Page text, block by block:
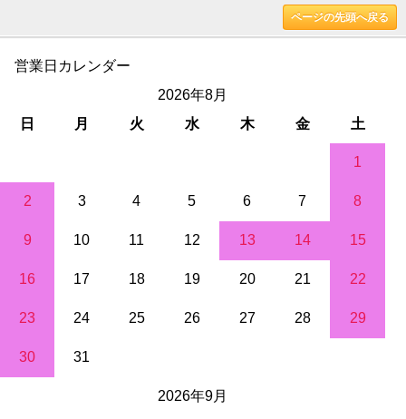
ページの先頭へ戻る
営業日カレンダー
2026年8月
日
月 火 水 木 金 土
1
2 3 4 5 6 7 8
9 10 11 12 13 14 15
16 17 18 19 20 21 22
23 24 25 26 27 28 29
30 31
2026年9月